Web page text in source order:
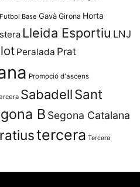
Futbol Base Gavà Girona Horta
Lleida Esportiu LNJ
Peralada Prat
Promoció d'ascens
SabadellSant
B Segona Catalana
tercera Tercera